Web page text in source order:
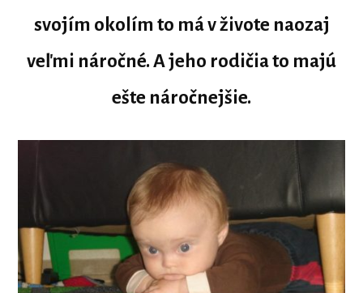
svojím okolím to má v živote naozaj
veľmi náročné. A jeho rodičia to majú
ešte náročnejšie.